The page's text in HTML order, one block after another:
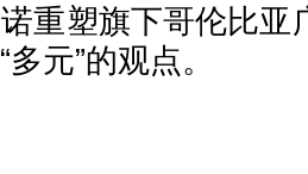
重塑旗下哥伦比亚
元”的观点。